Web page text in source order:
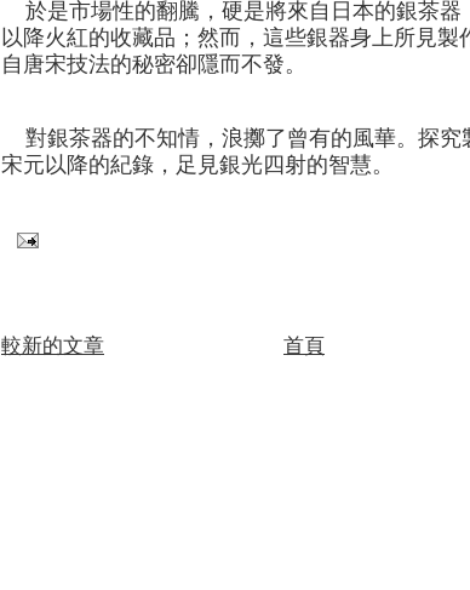
於是市場性的翻騰，硬是將來自日本的銀茶器
以降火紅的收藏品；然而，這些銀器身上所見製
自唐宋技法的秘密卻隱而不發。
對銀茶器的不知情，浪擲了曾有的風華。探究
宋元以降的紀錄，足見銀光四射的智慧。
較新的文章 首頁